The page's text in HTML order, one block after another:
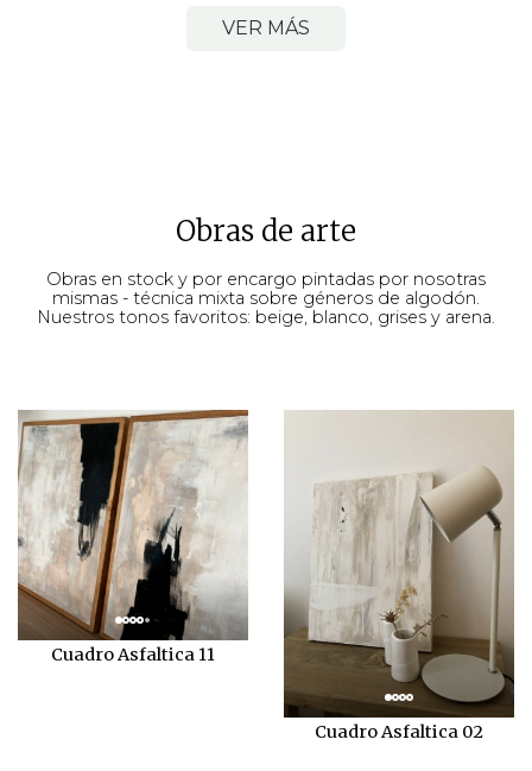
VER MÁS
Obras de arte
Obras en stock y por encargo pintadas por nosotras
mismas - técnica mixta sobre géneros de algodón.
Nuestros tonos favoritos: beige, blanco, grises y arena.
Cuadro Asfaltica 11
Cuadro Asfaltica 02